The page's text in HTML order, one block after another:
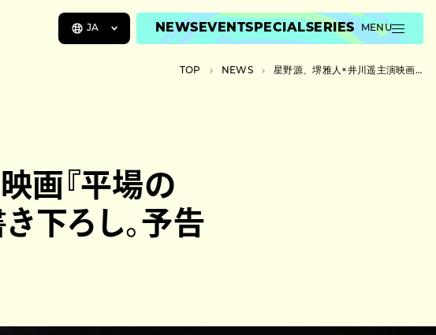
JA NEWSEVENTSPECIALSERIES MENU
TOP NEWS 星野源、堺雅人×井川遥主演映画『平場の月』に主題歌”いきどまり”を書き下ろし。予告公開
画『平場の
下ろし。予告